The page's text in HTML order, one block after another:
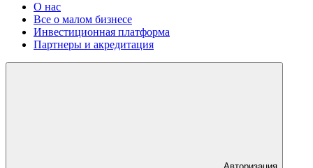
О нас
Все о малом бизнесе
Инвестиционная платформа
Партнеры и акредитация